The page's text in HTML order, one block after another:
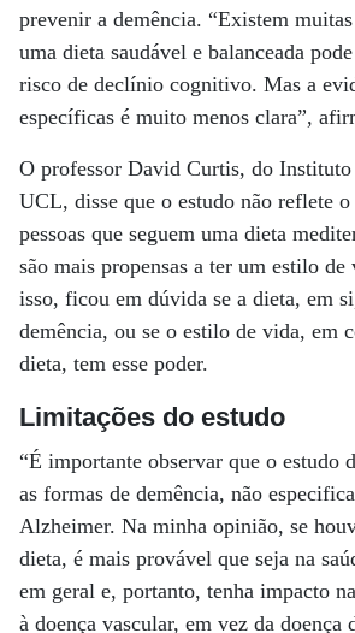
prevenir a demência. “Existem
uma dieta saudável e balanceada
risco de declínio cognitivo. Mas a
específicas é muito menos clara”,
O professor David Curtis, do Instituto
UCL, disse que o estudo não reflete o
pessoas que seguem uma dieta
são mais propensas a ter um estilo
isso, ficou em dúvida se a dieta, em
demência, ou se o estilo de vida, em
dieta, tem esse poder.
Limitações do estudo
“É importante observar que o estudo
as formas de demência, não
Alzheimer. Na minha opinião, se
dieta, é mais provável que seja na
em geral e, portanto, tenha impacto
à doença vascular, em vez da doença